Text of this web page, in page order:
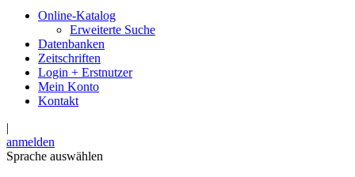
Online-Katalog
Erweiterte Suche
Datenbanken
Zeitschriften
Login + Erstnutzer
Mein Konto
Kontakt
|
anmelden
Sprache auswählen